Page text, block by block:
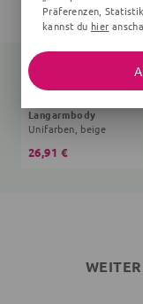
Langarmbody
Unifarben, beige
26,91 €
Präferenzen,
kannst du hier